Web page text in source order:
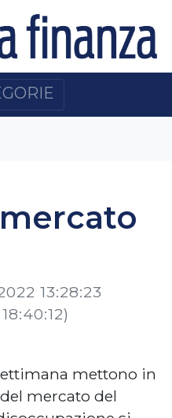
13:28:23
mettono in
mercato del